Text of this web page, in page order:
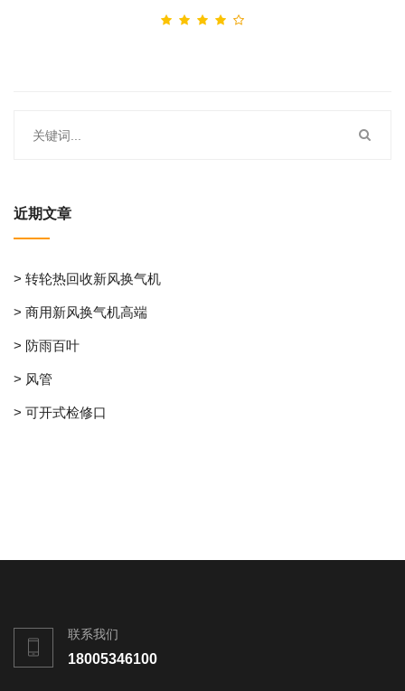
近期文章
> 转轮热回收新风换气机
> 商用新风换气机高端
> 防雨百叶
> 风管
> 可开式检修口
联系我们
18005346100